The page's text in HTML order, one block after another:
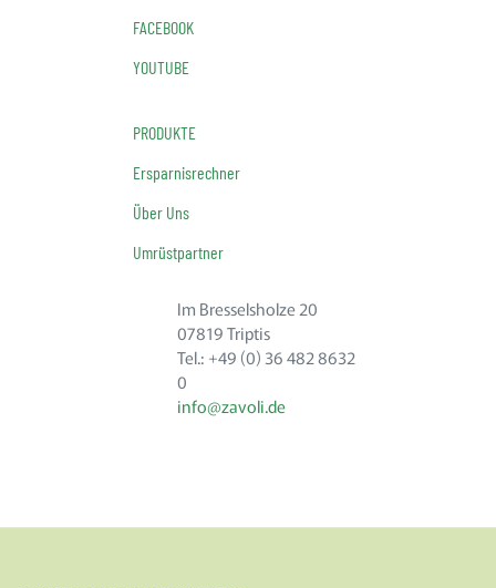
FACEBOOK
YOUTUBE
PRODUKTE
Ersparnisrechner
Über Uns
Umrüstpartner
Im Bresselsholze 20
07819 Triptis
Tel.: +49 (0) 36 482 8632
0
info@zavoli.de